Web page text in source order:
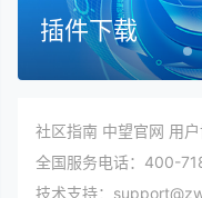
插件下载
社区指南 中望官网 用
全国服务电话：400-
技术支持：